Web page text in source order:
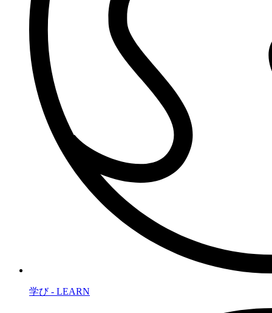
学び - LEARN